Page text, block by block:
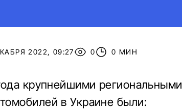
2022, 09:27 0 0 МИН
крупнейшими региональными
в Украине были: